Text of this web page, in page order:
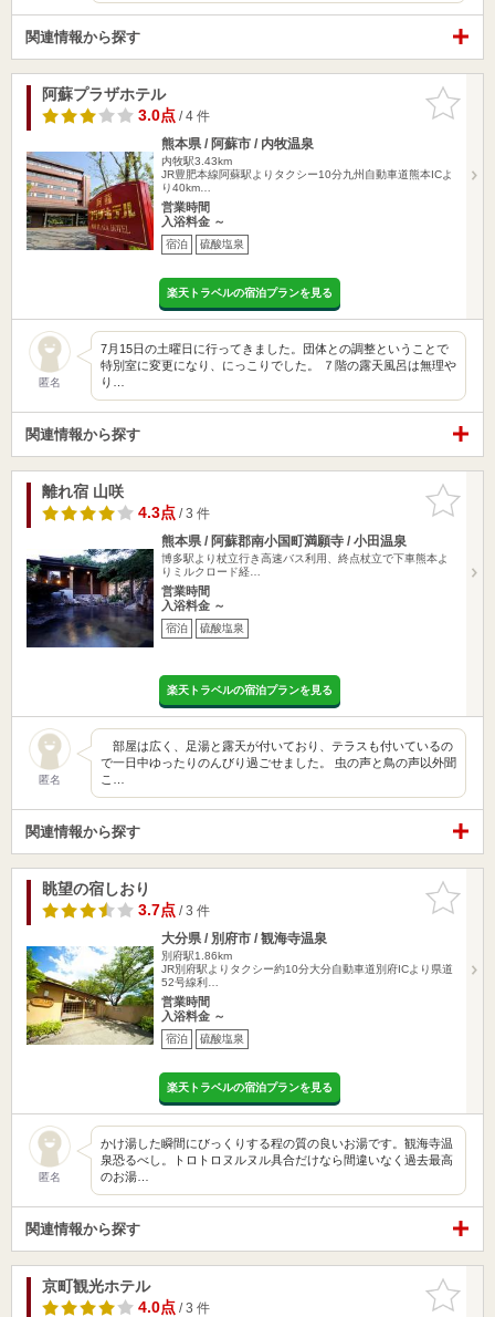
関連情報から探す
お気に入
りに追加
阿蘇プラザホテル
3.0点/ 4 件
熊本県 / 阿蘇市 / 内牧温泉
内牧駅3.43km
JR豊肥本線阿蘇駅よりタクシー10分九州自動車道熊本ICよ
り40km…
営業時間
入浴料金 ～
宿泊 硫酸塩泉
楽天トラベルの宿泊プランを見る
匿名
7月15日の土曜日に行ってきました。団体との調整ということで
特別室に変更になり、にっこりでした。 ７階の露天風呂は無理や
り…
関連情報から探す
お気に入
りに追加
離れ宿 山咲
4.3点/ 3 件
熊本県 / 阿蘇郡南小国町満願寺 / 小田温泉
博多駅より杖立行き高速バス利用、終点杖立で下車熊本よ
りミルクロード経…
営業時間
入浴料金 ～
宿泊 硫酸塩泉
楽天トラベルの宿泊プランを見る
匿名
部屋は広く、足湯と露天が付いており、テラスも付いているの
で一日中ゆったりのんびり過ごせました。 虫の声と鳥の声以外聞
こ…
関連情報から探す
お気に入
りに追加
眺望の宿しおり
3.7点/ 3 件
大分県 / 別府市 / 観海寺温泉
別府駅1.86km
JR別府駅よりタクシー約10分大分自動車道別府ICより県道
52号線利…
営業時間
入浴料金 ～
宿泊 硫酸塩泉
楽天トラベルの宿泊プランを見る
匿名
かけ湯した瞬間にびっくりする程の質の良いお湯です。観海寺温
泉恐るべし。トロトロヌルヌル具合だけなら間違いなく過去最高
のお湯…
関連情報から探す
お気に入
りに追加
京町観光ホテル
4.0点/ 3 件